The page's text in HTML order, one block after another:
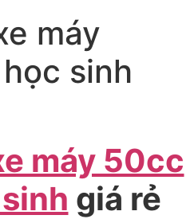
máy
sinh
máy 50cc
giá rẻ